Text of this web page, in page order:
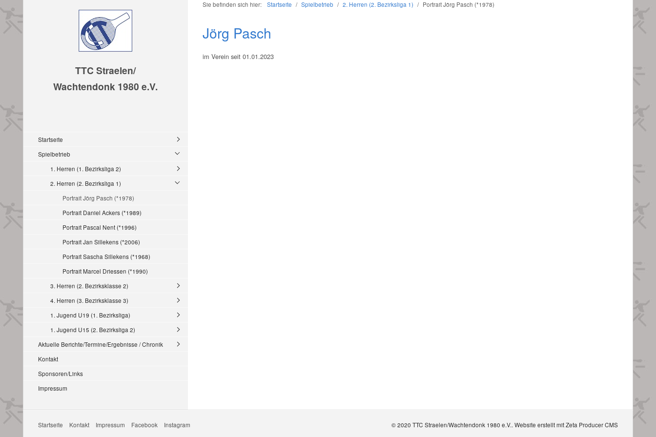
TTC Straelen/
Wachtendonk 1980 e.V.
Startseite
Spielbetrieb
1. Herren (1. Bezirksliga 2)
2. Herren (2. Bezirksliga 1)
Portrait Jörg Pasch (*1978)
Portrait Daniel Ackers (*1989)
Portrait Pascal Nent (*1996)
Portrait Jan Sillekens (*2006)
Portrait Sascha Sillekens (*1968)
Portrait Marcel Driessen (*1990)
3. Herren (2. Bezirksklasse 2)
4. Herren (3. Bezirksklasse 3)
1. Jugend U19 (1. Bezirksliga)
1. Jugend U15 (2. Bezirksliga 2)
Aktuelle Berichte/Termine/Ergebnisse / Chronik
Kontakt
Sponsoren/Links
Impressum
Sie befinden sich hier: Startseite / Spielbetrieb / 2. Herren (2. Bezirksliga 1) / Portrait Jörg Pasch (*1978)
Jörg Pasch
im Verein seit 01.01.2023
Startseite Kontakt Impressum Facebook Instagram © 2020 TTC Straelen/Wachtendonk 1980 e.V.. Website erstellt mit Zeta Producer CMS